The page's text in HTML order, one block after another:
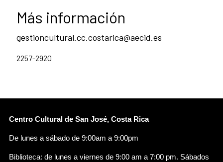
Más información
gestioncultural.cc.costarica@aecid.es
2257-2920
Centro Cultural de San José, Costa Rica
De lunes a sábado de 9:00am a 9:00pm
Biblioteca: de lunes a viernes de 9:00 am a 7:00 pm. Sábados